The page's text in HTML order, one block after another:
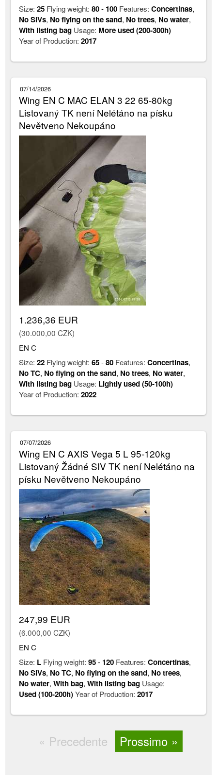
Size:25 Flying weight:80- 100 Features:Concertinas,
No SIVs, No flying on the sand, No trees, No water,
With listing bag Usage: More used (200-300h)
Year of Production:2017
07/14/2026
Wing EN C MAC ELAN 3 22 65-80kg
Listovaný TK není Nelétáno na písku
Nevětveno Nekoupáno
1.236,36 EUR
(30.000,00 CZK)
EN C
Size:22 Flying weight:65-80 Features:Concertinas,
No TC, No flying on the sand, No trees, No water,
With listing bag Usage: Lightly used (50-100h)
Year of Production:2022
07/07/2026
Wing EN C AXIS Vega 5 L 95-120kg
Listovaný Žádné SIV TK není Nelétáno na
písku Nevětveno Nekoupáno
247,99 EUR
(6.000,00 CZK)
EN C
Size: L Flying weight:95- 120 Features:Concertinas,
No SIVs, No TC, No flying on the sand, No trees,
No water,With bag,With listing bag Usage:
Used (100-200h)Year of Production:2017
Precedente Prossimo